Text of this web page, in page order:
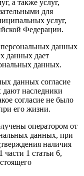
а также услуг,
для
услуг,
Федерации.
персональных данных
данных дает
данных.
данных согласие
дают наследники
согласие не было
его жизни.
оператором от
данных, при
наличия
1 статьи 6,